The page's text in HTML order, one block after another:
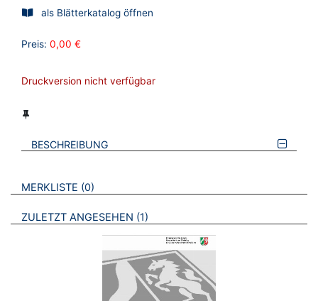
als Blätterkatalog öffnen
Preis: 0,00 €
Druckversion nicht verfügbar
BESCHREIBUNG
VERWEISE AUF VERMERKTE- ODER ZULETZT ANGESEHENE
MERKLISTE 0 BROSCHÜREN
ZULETZT ANGESEHEN 1 BROSCHÜREN